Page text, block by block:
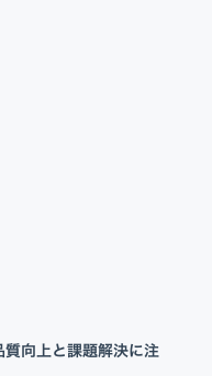
質向上と課題解決に注